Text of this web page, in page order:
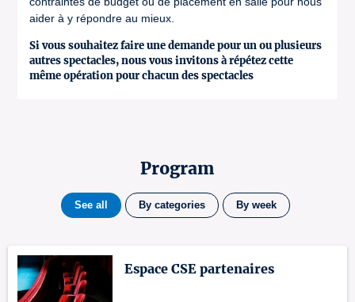
Program
See all By categories By week
Espace CSE partenaires
aider à y répondre au mieux.
Si vous souhaitez faire une demande pour un ou plusieurs
autres spectacles, nous vous invitons à répétez cette
même opération pour chacun des spectacles